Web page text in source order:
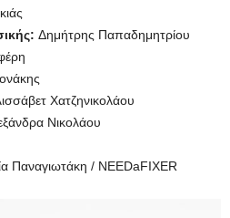
Δημήτρης Παπαδημητρίου
Χατζηνικολάου
Νικολάου
Παναγιωτάκη / NEEDaFIXER